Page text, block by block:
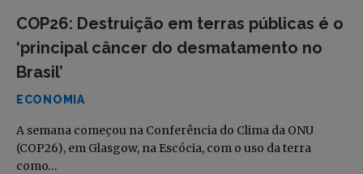
COP26: Destruição em terras públicas é o
‘principal câncer do desmatamento no
Brasil’
ECONOMIA
A semana começou na Conferência do Clima da ONU
(COP26), em Glasgow, na Escócia, com o uso da terra
como…